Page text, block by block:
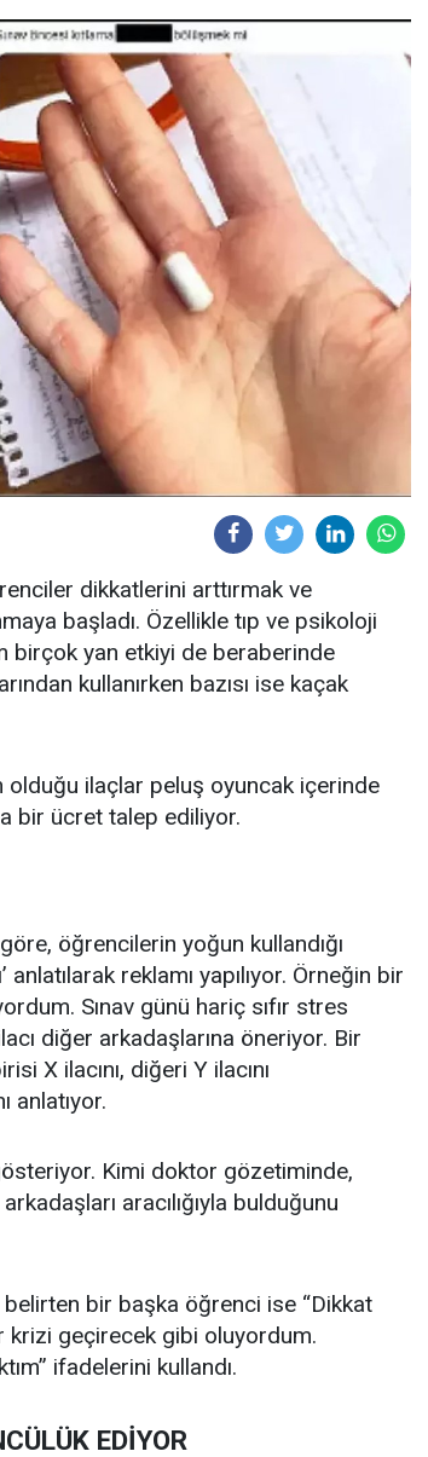
dikkatlerini arttırmak ve
başladı. Özellikle tıp ve psikoloji
birçok yan etkiyi de beraberinde
kullanırken bazısı ise kaçak
ilaçlar peluş oyuncak içerinde
bir ücret talep ediliyor.
öğrencilerin yoğun kullandığı
reklamı yapılıyor. Örneğin bir
Sınav günü hariç sıfır stres
diğer arkadaşlarına öneriyor. Bir
X ilacını, diğeri Y ilacını
anlatıyor.
Kimi doktor gözetiminde,
aracılığıyla bulduğunu
belirten bir başka öğrenci ise “Dikkat
geçirecek gibi oluyordum.
ifadelerini kullandı.
EDİYOR